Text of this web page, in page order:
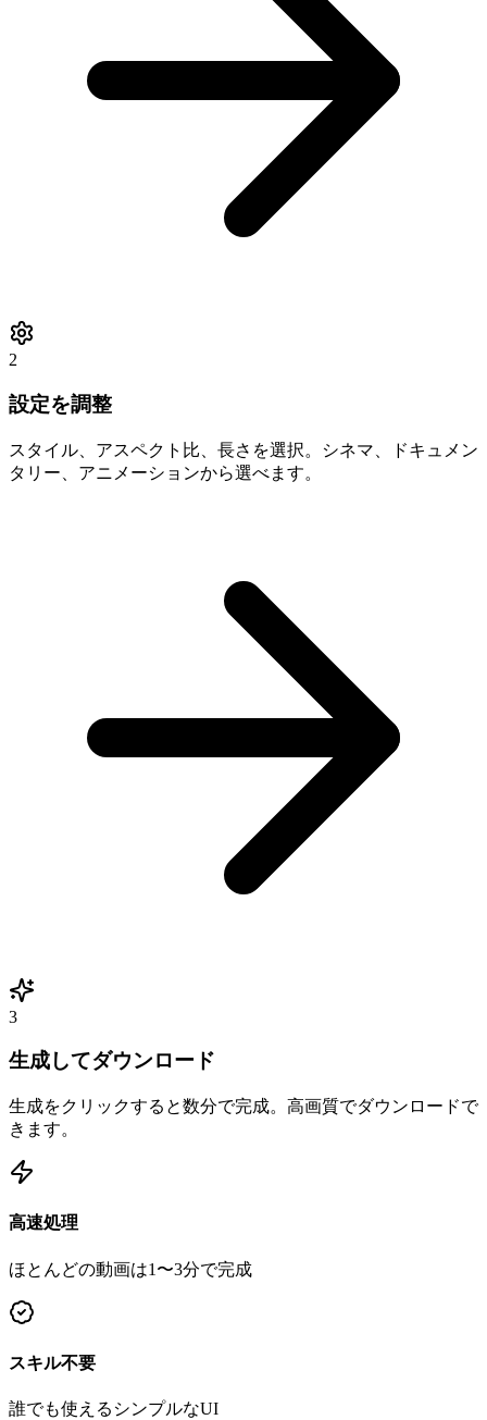
2
設定を調整
スタイル、アスペクト比、長さを選択。シネマ、ドキュメン
タリー、アニメーションから選べます。
3
生成してダウンロード
生成をクリックすると数分で完成。高画質でダウンロードで
きます。
高速処理
ほとんどの動画は1〜3分で完成
スキル不要
誰でも使えるシンプルなUI